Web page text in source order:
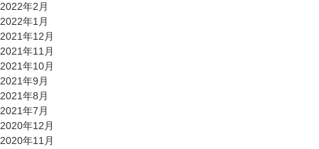
2022年2月
2022年1月
2021年12月
2021年11月
2021年10月
2021年9月
2021年8月
2021年7月
2020年12月
2020年11月